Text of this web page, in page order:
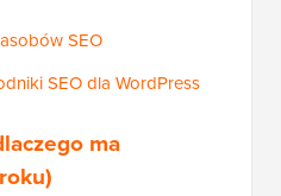
SEO
SEO dla WordPress
ma